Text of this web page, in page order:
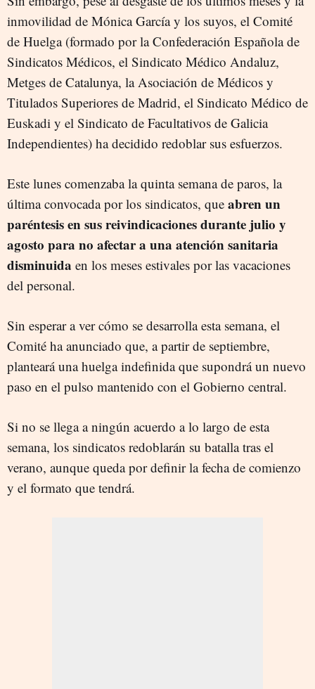
inmovilidad de Mónica García y los suyos, el Comité
de Huelga (formado por la Confederación Española de
Sindicatos Médicos, el Sindicato Médico Andaluz,
Metges de Catalunya, la Asociación de Médicos y
Titulados Superiores de Madrid, el Sindicato Médico de
Euskadi y el Sindicato de Facultativos de Galicia
Independientes) ha decidido redoblar sus esfuerzos.
Este lunes comenzaba la quinta semana de paros, la
última convocada por los sindicatos, que abren un
paréntesis en sus reivindicaciones durante julio y
agosto para no afectar a una atención sanitaria
disminuida en los meses estivales por las vacaciones
del personal.
Sin esperar a ver cómo se desarrolla esta semana, el
Comité ha anunciado que, a partir de septiembre,
planteará una huelga indefinida que supondrá un nuevo
paso en el pulso mantenido con el Gobierno central.
Si no se llega a ningún acuerdo a lo largo de esta
semana, los sindicatos redoblarán su batalla tras el
verano, aunque queda por definir la fecha de comienzo
y el formato que tendrá.